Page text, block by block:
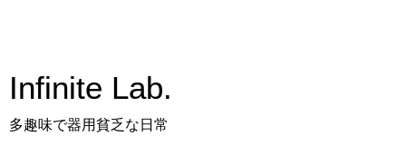
Infinite Lab.
多趣味で器用貧乏な日常